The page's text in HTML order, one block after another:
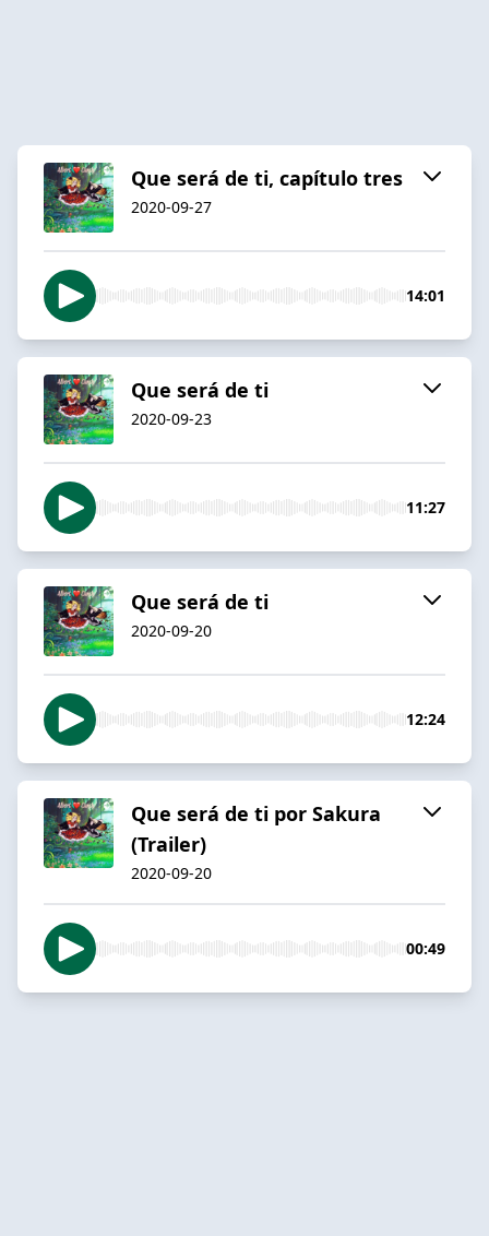
Que será de ti, capítulo tres
2020-09-27
14:01
Que será de ti
2020-09-23
11:27
Que será de ti
2020-09-20
12:24
Que será de ti por Sakura
(Trailer)
2020-09-20
00:49